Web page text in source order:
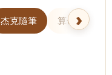
杰克隨筆 算命 Q&A